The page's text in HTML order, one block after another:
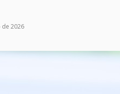
de 2026